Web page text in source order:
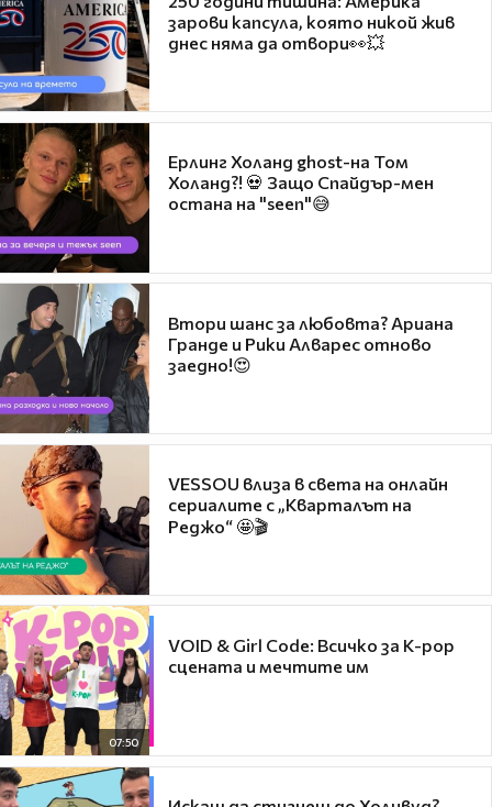
зарови капсула, която никой жив
днес няма да отвори👀💥
Ерлинг Холанд ghost-на Том
Холанд?! 💀 Защо Спайдър-мен
остана на "seen"😅
Втори шанс за любовта? Ариана
Гранде и Рики Алварес отново
заедно!😍
VESSOU влиза в света на онлайн
сериалите с „Кварталът на
Реджо“ 🤩🎬
07:50
VOID & Girl Code: Всичко за K-pop
сцената и мечтите им